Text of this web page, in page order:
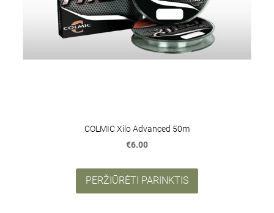
COLMIC Xilo Advanced 50m
€6.00
PERŽIŪRĖTI PARINKTIS